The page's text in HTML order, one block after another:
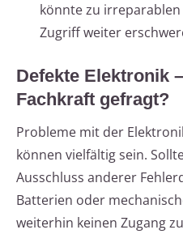
könnte zu
Zugriff weiter
Defekte Elektronik
Fachkraft gefragt?
Probleme mit der
können vielfältig sein.
Ausschluss anderer
Batterien oder
weiterhin keinen Zugang